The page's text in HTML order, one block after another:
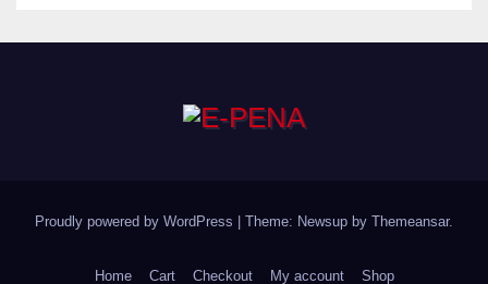
Proudly powered by WordPress | Theme: Newsup by Themeansar.
Home Cart Checkout My account Shop